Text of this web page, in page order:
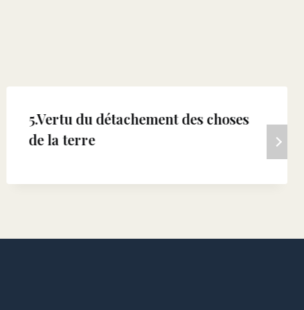
5.Vertu du détachement des choses
de la terre